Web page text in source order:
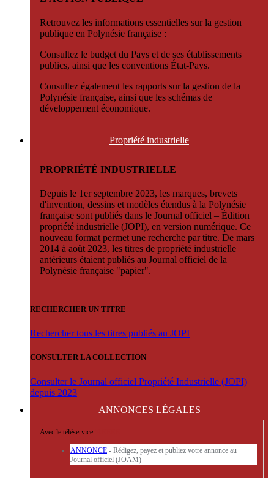
Retrouvez les informations essentielles sur la gestion
publique en Polynésie française :
Consultez le budget du Pays et de ses établissements
publics, ainsi que les conventions État-Pays.
Consultez également les rapports sur la gestion de la
Polynésie française, ainsi que les schémas de
développement économique.
Propriété industrielle
PROPRIÉTÉ INDUSTRIELLE
Depuis le 1er septembre 2023, les marques, brevets
d'invention, dessins et modèles étendus à la Polynésie
française sont publiés dans le Journal officiel – Édition
propriété industrielle (JOPI), en version numérique. Ce
nouveau format permet une recherche par titre. De mars
2014 à août 2023, les titres de propriété industrielle
antérieurs étaient publiés au Journal officiel de la
Polynésie française "papier".
RECHERCHER UN TITRE
Rechercher tous les titres publiés au JOPI
CONSULTER LA COLLECTION
Consulter le Journal officiel Propriété Industrielle (JOPI)
depuis 2023
ANNONCES LÉGALES
Avec le téléservice :
ANNONCE - Rédigez, payez et publiez votre annonce au
Journal officiel (JOAM)